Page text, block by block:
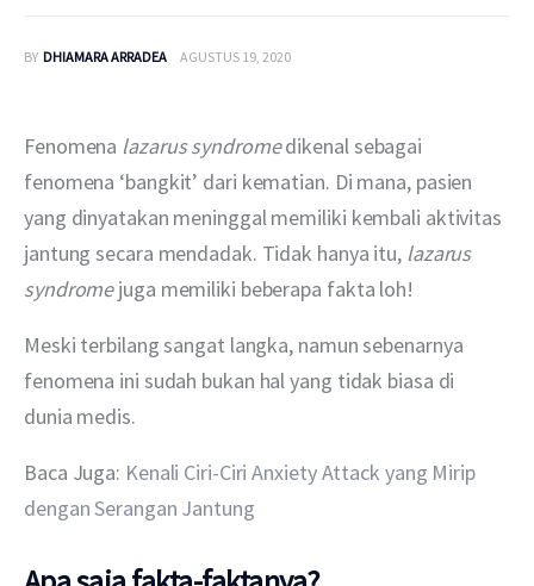
Berita
Layanan
BY DHIAMARA ARRADEA AGUSTUS 19, 2020
Fenomena lazarus syndrome dikenal sebagai
fenomena ‘bangkit’ dari kematian. Di mana, pasien
yang dinyatakan meninggal memiliki kembali aktivitas
jantung secara mendadak. Tidak hanya itu, lazarus
syndrome juga memiliki beberapa fakta loh!
Meski terbilang sangat langka, namun sebenarnya
fenomena ini sudah bukan hal yang tidak biasa di
dunia medis.
Baca Juga: Kenali Ciri-Ciri Anxiety Attack yang Mirip
dengan Serangan Jantung